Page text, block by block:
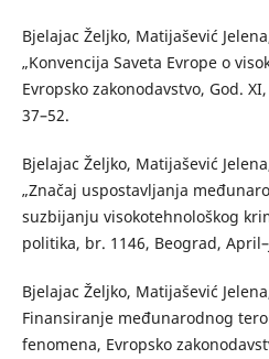
Bjelajac Željko, Matijašević
„Konvencija Saveta Evrope o
Evropsko zakonodavstvo, God.
37–52.
Bjelajac Željko, Matijašević
„Značaj uspostavljanja
suzbijanju visokotehnološkog
politika, br. 1146, Beograd,
Bjelajac Željko, Matijašević
Finansiranje međunarodnog
fenomena, Evropsko